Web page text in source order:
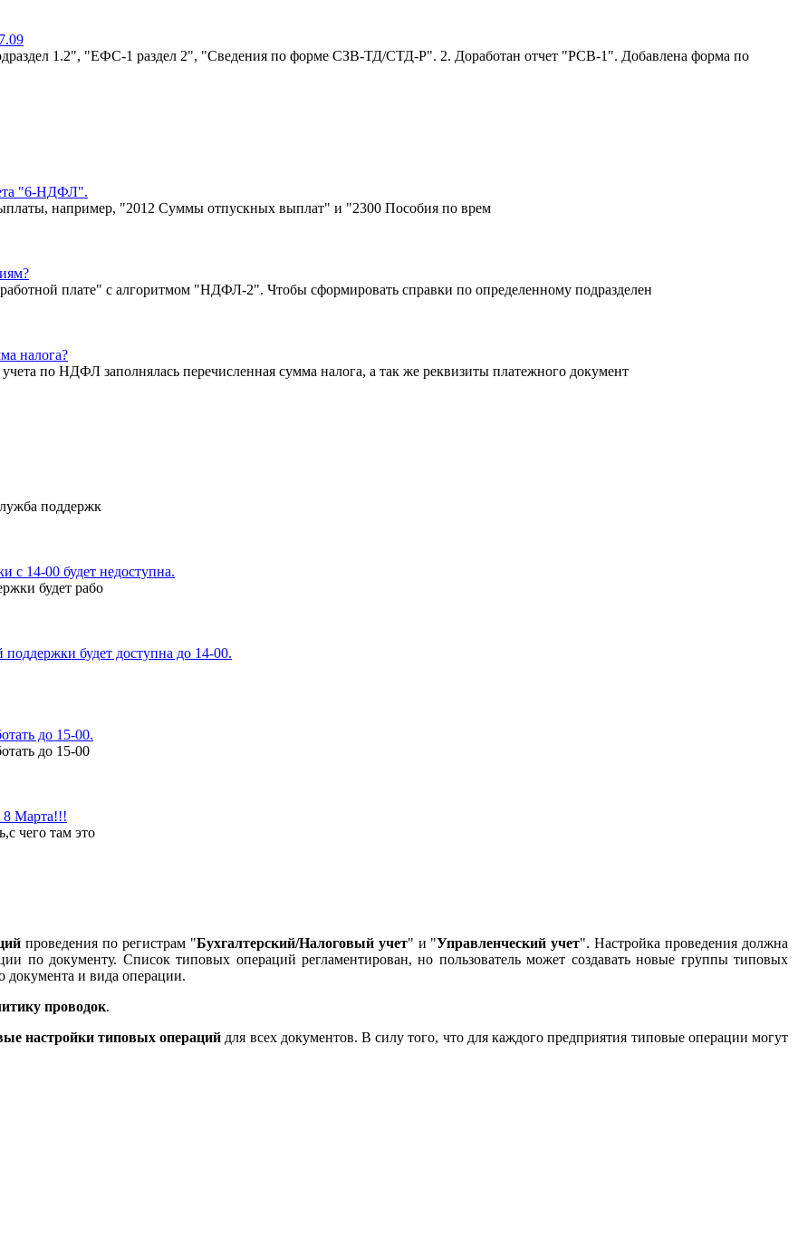
1.2", "ЕФС-1 раздел 2", "Сведения по форме СЗВ-ТД/СТД-Р". 2. Доработан отчет "РСВ-1". Добавлена форма по
"6-НДФЛ".
например, "2012 Суммы отпускных выплат" и "2300 Пособия по врем
плате" с алгоритмом "НДФЛ-2". Чтобы сформировать справки по определенному подразделен
налога?
по НДФЛ заполнялась перечисленная сумма налога, а так же реквизиты платежного документ
поддержк
с 14-00 будет недоступна.
будет рабо
будет доступна до 14-00.
до 15-00.
до 15-00
8 Марта!!!
чего там это
проведения по регистрам "Бухгалтерский/Налоговый учет" и "Управленческий учет". Настройка проведения должна
по документу. Список типовых операций регламентирован, но пользователь может создавать новые группы типовых
документа и вида операции.
проводок.
настройки типовых операций для всех документов. В силу того, что для каждого предприятия типовые операции могут